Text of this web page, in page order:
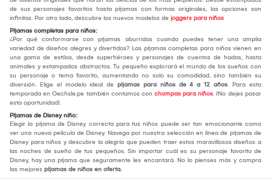
de sus personajes favoritos hasta pijamas con formas originales, las opciones son
infinitas. Por otro lado, descubre los nuevos modelos de joggers para niños
Pijamas completas para niños:
¿Por qué conformarse con pijamas aburridas cuando puedes tener una amplia
variedad de diseños alegres y divertidos? Las pijamas completas para niños vienen en
una gama de estilos, desde superhéroes y personajes de cuentos de hadas, hasta
animales y estampados abstractos. Tu pequeño explorará el mundo de los sueños con
su personaje o tema favorito, aumentando no solo su comodidad, sino también su
diversión. Elige el modelo ideal de pijamas para niños de 4 a 12 años. Para esta
temporada en Oechsle.pe también contamos con chompas para niños. ¡No dejes pasar
esta oportunidad!.
Pijamas de Disney niño:
Elegir la pijama de Disney correcta para tus niños puede ser tan emocionante como
ver una nueva película de Disney. Navega por nuestra selección en línea de pijamas de
Disney para niños y descubre la alegría que pueden traer estos maravillosos diseños a
las noches de sueño de tus pequeños. Sin importar cuál es su personaje favorito de
Disney, hay una pijama que seguramente les encantará. No lo pienses más y compra
las mejores pijamas de niños en oferta.